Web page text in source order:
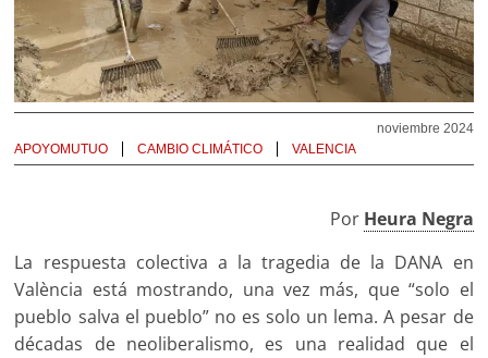
noviembre 2024
APOYOMUTUO
CAMBIO CLIMÁTICO VALENCIA
Por Heura Negra
La respuesta colectiva a la tragedia de la DANA en
València está mostrando, una vez más, que “solo el
pueblo salva el pueblo” no es solo un lema. A pesar de
décadas de neoliberalismo, es una realidad que el